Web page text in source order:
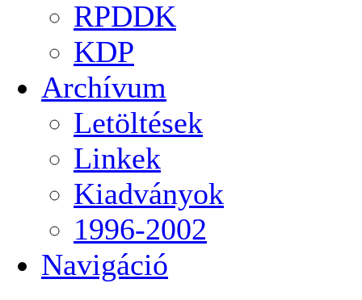
RPDDK
KDP
Archívum
Letöltések
Linkek
Kiadványok
1996-2002
Navigáció